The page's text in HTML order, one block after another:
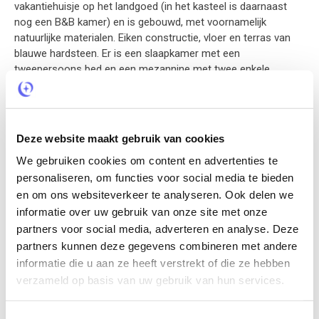
Deze website maakt gebruik van cookies
We gebruiken cookies om content en advertenties te
personaliseren, om functies voor social media te bieden
en om ons websiteverkeer te analyseren. Ook delen we
informatie over uw gebruik van onze site met onze
partners voor social media, adverteren en analyse. Deze
partners kunnen deze gegevens combineren met andere
informatie die u aan ze heeft verstrekt of die ze hebben
verzameld op basis van uw gebruik van hun services.
vakantiehuisje op het landgoed (in het kasteel is daarnaast
nog een B&B kamer) en is gebouwd, met voornamelijk
natuurlijke materialen. Eiken constructie, vloer en terras van
blauwe hardsteen. Er is een slaapkamer met een
tweepersoons bed en een mezannine met twee enkele
bedden. De slaapkamer heeft een TV, met Nederlandse en
Vlaamse zenders. De keuken is uitgerust met een oven,
voor alle seizoenen. Alle ramen hebben driedubbel glas, er is
vloerverwarming, en een mechanische ventilatie. Ook is er een
houtkachel voor de gezelligheid in de winter.
Verhuurder vertelt
Timo & Marian zijn begin jaren '80 naar België verhuist. We
organiseerden concerten, kunst - en muziekfestivals en
werkten overkoepelend tussen verschillende kerken in de